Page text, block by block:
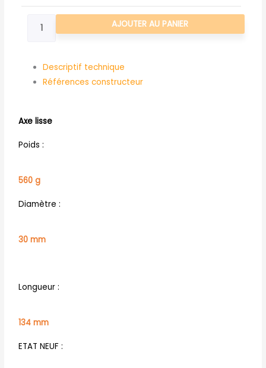
SMA
AJOUTER AU PANIER
Descriptif technique
Références constructeur
Axe lisse
Poids :
560 g
Diamètre :
30 mm
Longueur :
134 mm
ETAT NEUF :